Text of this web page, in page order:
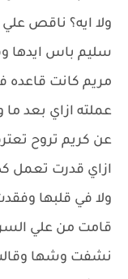
ولا ايه؟ ناقص علي
سليم باس ايدها
مريم كانت قاعده
عملته ازاي بعد
عن كريم تروح
ازاي قدرت تعمل
ولا في قلبها
قامت من علي
نشفت وشها